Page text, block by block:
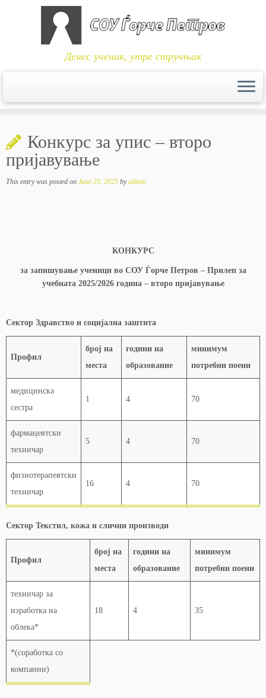
content
Денес ученик, утре стручњак
Конкурс за упис – второ
пријавување
This entry was posted on June 23, 2025 byadmin
КОНКУРС
за запишување ученици во СОУ Ѓорче Петров – Прилеп за
учебната 2025/2026 година – второ пријавување
Сектор Здравство и социјална заштита
Профил
број на
места
години на
образование
минимум
потребни поени
медицинска
сестра
1 4 70
фармацевтски
техничар
5 4 70
физиотерапевтски
техничар
16 4 70
Сектор Текстил, кожа и слични производи
Профил
број на
места
години на
образование
минимум
потребни поени
техничар за
изработка на
облека*
18 4 35
*(соработка со
компании)